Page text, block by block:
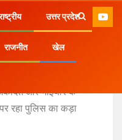
उत्तर प्रदेश
राजनीत खेल
अकीदत और भाईचारे के
रहा पुलिस का कड़ा